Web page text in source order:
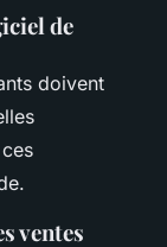
de
doivent
ventes